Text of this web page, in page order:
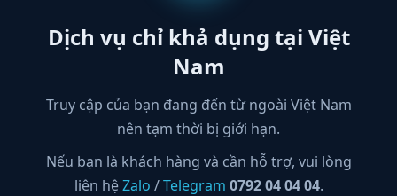
Dịch vụ chỉ khả dụng tại Việt
Nam
Truy cập của bạn đang đến từ ngoài Việt Nam
nên tạm thời bị giới hạn.
Nếu bạn là khách hàng và cần hỗ trợ, vui lòng
liên hệZalo /Telegram 0792 04 04 04.